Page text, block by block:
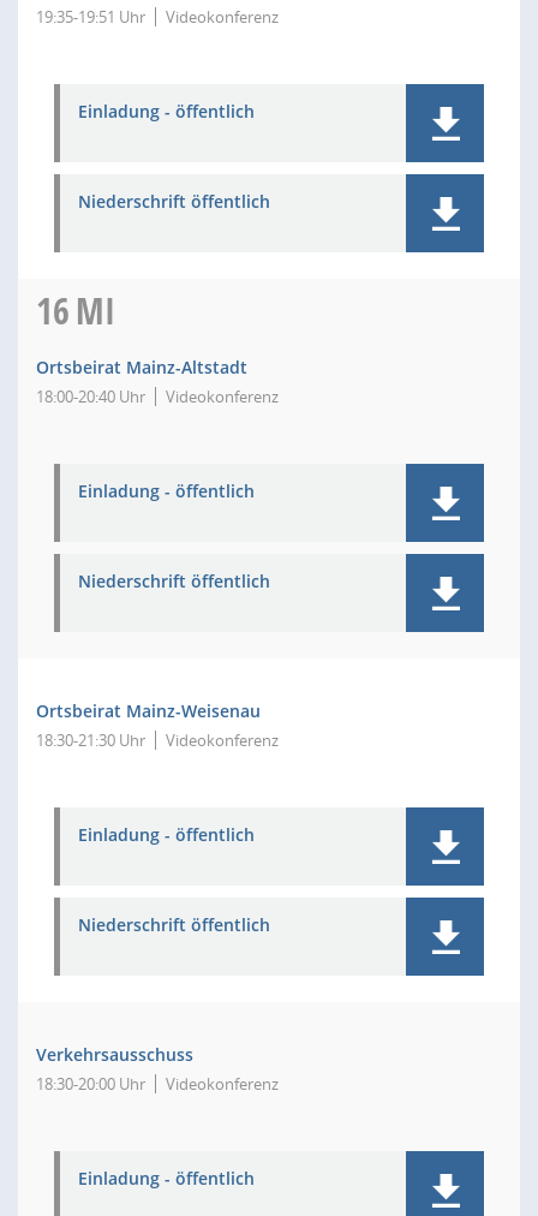
19:35-19:51 Uhr Videokonferenz
Einladung - öffentlich
Niederschrift öffentlich
16MI
Ortsbeirat Mainz-Altstadt
18:00-20:40 Uhr Videokonferenz
Einladung - öffentlich
Niederschrift öffentlich
Ortsbeirat Mainz-Weisenau
18:30-21:30 Uhr Videokonferenz
Einladung - öffentlich
Niederschrift öffentlich
Verkehrsausschuss
18:30-20:00 Uhr Videokonferenz
Einladung - öffentlich